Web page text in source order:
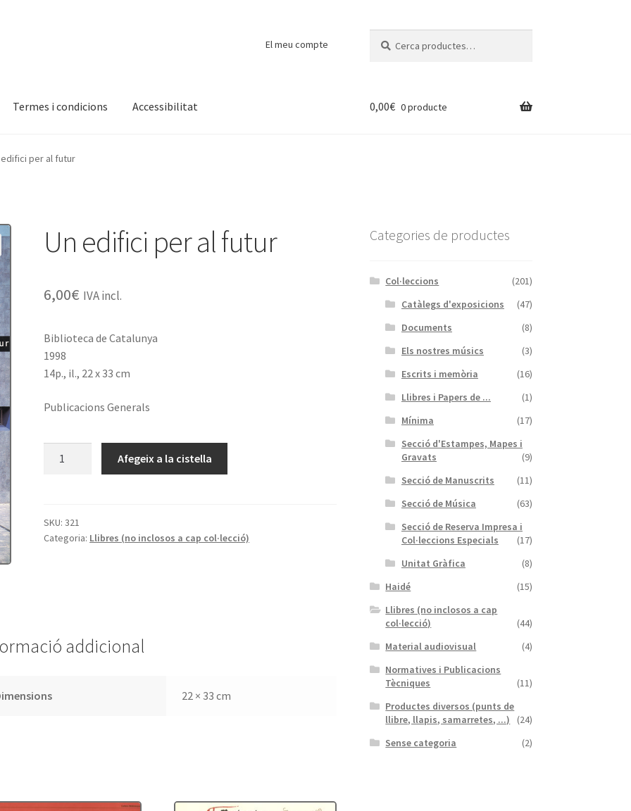
El meu compte
Termes i condicions Accessibilitat
Finalitzar compra
0,00€ 0 producte
edifici per al futur
Un edifici per al futur
6,00€ IVA incl.
Biblioteca de Catalunya
1998
14p., il., 22 x 33 cm
Publicacions Generals
per
al
Afegeix a la cistella
SKU:321
Categoria: Llibres (no inclosos a cap col·lecció)
addicional
22 × 33 cm
Categories de productes
Col·leccions
(201)
Catàlegs d'exposicions
(47)
Documents
(8)
Els nostres músics
(3)
Escrits i memòria
(16)
Llibres i Papers de ...
(1)
Mínima
(17)
Secció d'Estampes, Mapes i
Gravats
(9)
Secció de Manuscrits
(11)
Secció de Música
(63)
Secció de Reserva Impresa i
Col·leccions Especials
(17)
Unitat Gràfica
(8)
Haidé
(15)
Llibres (no inclosos a cap
col·lecció)
(44)
Material audiovisual
(4)
Normatives i Publicacions
Tècniques
(11)
Productes diversos (punts de
llibre, llapis, samarretes, ...)
(24)
Sense categoria
(2)